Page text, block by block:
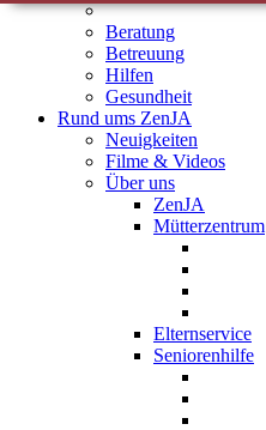
Beratung
Betreuung
Hilfen
Gesundheit
Rund ums ZenJA
Neuigkeiten
Filme & Videos
Über uns
ZenJA
Mütterzentrum
Elternservice
Seniorenhilfe